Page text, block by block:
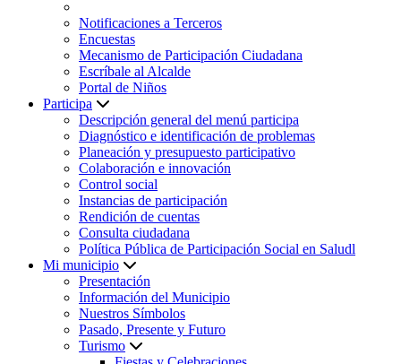
Notificaciones a Terceros
Encuestas
Mecanismo de Participación Ciudadana
Escríbale al Alcalde
Portal de Niños
Participa
Descripción general del menú participa
Diagnóstico e identificación de problemas
Planeación y presupuesto participativo
Colaboración e innovación
Control social
Instancias de participación
Rendición de cuentas
Consulta ciudadana
Política Pública de Participación Social en Saludl
Mi municipio
Presentación
Información del Municipio
Nuestros Símbolos
Pasado, Presente y Futuro
Turismo